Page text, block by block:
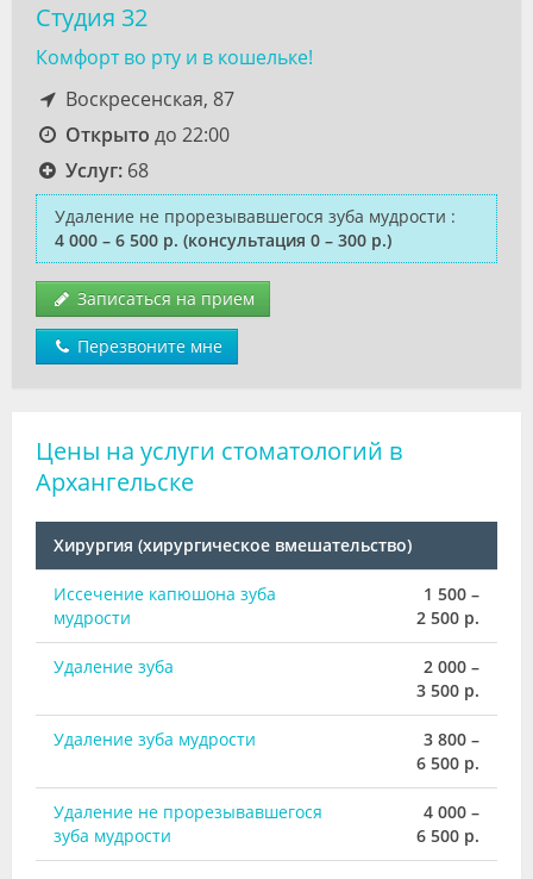
Студия 32
Комфорт во рту и в кошельке!
Воскресенская, 87
Открыто до 22:00
Услуг:68
Удаление не прорезывавшегося зуба мудрости :
4 000 – 6 500 р. (консультация 0 – 300 р.)
Записаться на прием
Перезвоните мне
Цены на услуги стоматологий в
Архангельске
Хирургия (хирургическое вмешательство)
Иссечение капюшона зуба
мудрости
1 500 –
2 500 р.
Удаление зуба
2 000 –
3 500 р.
Удаление зуба мудрости
3 800 –
6 500 р.
Удаление не прорезывавшегося
зуба мудрости
4 000 –
6 500 р.